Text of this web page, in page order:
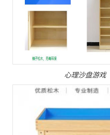
心理沙盘游戏